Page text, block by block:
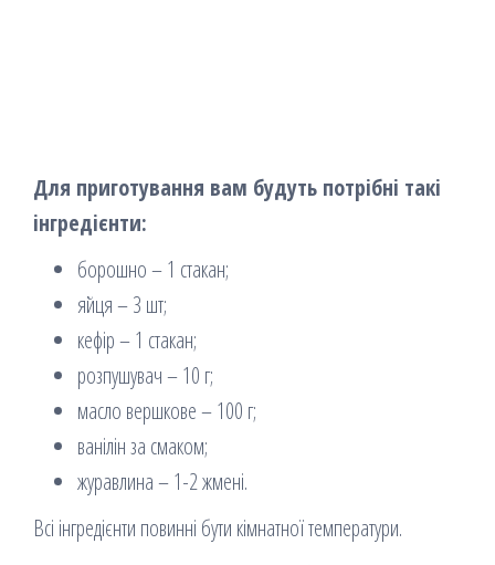
Для приготування вам будуть потрібні такі
інгредієнти:
борошно – 1 стакан;
яйця – 3 шт;
кефір – 1 стакан;
розпушувач – 10 г;
масло вершкове – 100 г;
ванілін за смаком;
журавлина – 1-2 жмені.
Всі інгредієнти повинні бути кімнатної температури.